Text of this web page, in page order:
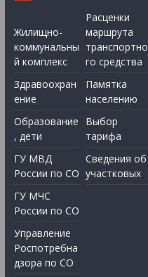
Жилищно-
коммунальны
й комплекс
Здравоохран
ение
Образование
, дети
ГУ МВД
России по СО
ГУ МЧС
России по СО
Управление
Роспотребна
дзора по СО
Расценки
маршрута
транспортно
го средства
Памятка
населению
Выбор
тарифа
Сведения об
участковых